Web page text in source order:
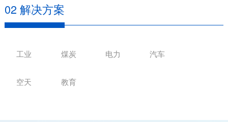
02 解决方案
工业 煤炭 电力 汽车
空天 教育